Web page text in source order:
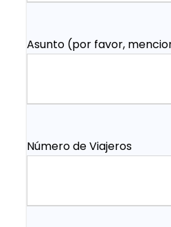
Asunto (por favor,
Número de Viajeros